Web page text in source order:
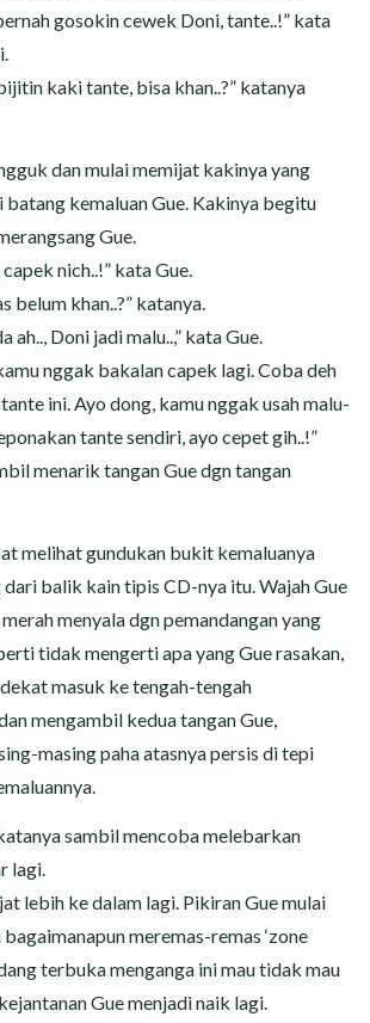
gosokin cewek Doni, tante..!” kata
kaki tante, bisa khan..?” katanya
dan mulai memijat kakinya yang
kemaluan Gue. Kakinya begitu
Gue.
capek nich..!” kata Gue.
belum khan..?” katanya.
ah.., Doni jadi malu..,” kata Gue.
nggak bakalan capek lagi. Coba deh
ini. Ayo dong, kamu nggak usah malu-
tante sendiri, ayo cepet gih..!”
menarik tangan Gue dgn tangan
melihat gundukan bukit kemaluanya
dari balik kain tipis CD-nya itu. Wajah Gue
menyala dgn pemandangan yang
tidak mengerti apa yang Gue rasakan,
masuk ke tengah-tengah
mengambil kedua tangan Gue,
masing paha atasnya persis di tepi
sambil mencoba melebarkan
lagi.
lebih ke dalam lagi. Pikiran Gue mulai
meremas-remas ‘zone
terbuka menganga ini mau tidak mau
Gue menjadi naik lagi.